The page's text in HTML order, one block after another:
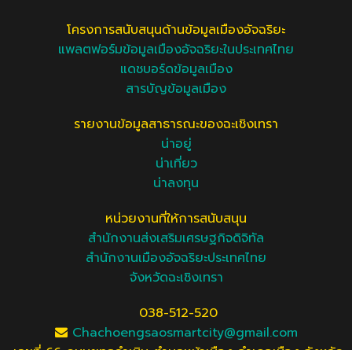
โครงการสนับสนุนด้านข้อมูลเมืองอัจฉริยะ
แพลตฟอร์มข้อมูลเมืองอัจฉริยะในประเทศไทย
แดชบอร์ดข้อมูลเมือง
สารบัญข้อมูลเมือง
รายงานข้อมูลสาธารณะของฉะเชิงเทรา
น่าอยู่
น่าเที่ยว
น่าลงทุน
หน่วยงานที่ให้การสนับสนุน
สำนักงานส่งเสริมเศรษฐกิจดิจิทัล
สำนักงานเมืองอัจฉริยะประเทศไทย
จังหวัดฉะเชิงเทรา
038-512-520
Chachoengsaosmartcity@gmail.com